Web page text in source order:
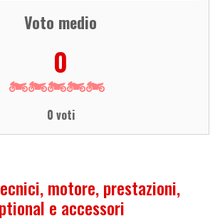
Voto medio
0
0 voti
motore, prestazioni,
e accessori